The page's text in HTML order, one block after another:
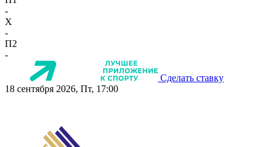
-
X
-
П2
-
Сделать ставку
18 сентября 2026, Пт, 17:00